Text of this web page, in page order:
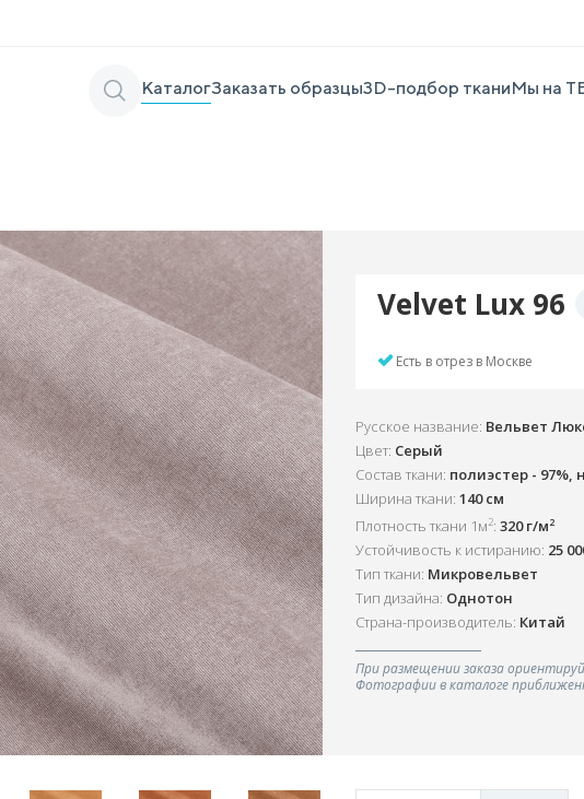
КаталогЗаказать образцы3D-подбор тканиМы на
Velvet Lux 96
Есть в отрез в Москве
Русское название: Вельвет
Цвет: Серый
Состав ткани: полиэстер - 97%,
Ширина ткани: 140 см
Плотность ткани 1м2: 320 г/м2
Устойчивость к истиранию: 25
Тип ткани: Микровельвет
Тип дизайна: Однотон
Страна-производитель: Китай
При размещении заказа
Фотографии в каталоге